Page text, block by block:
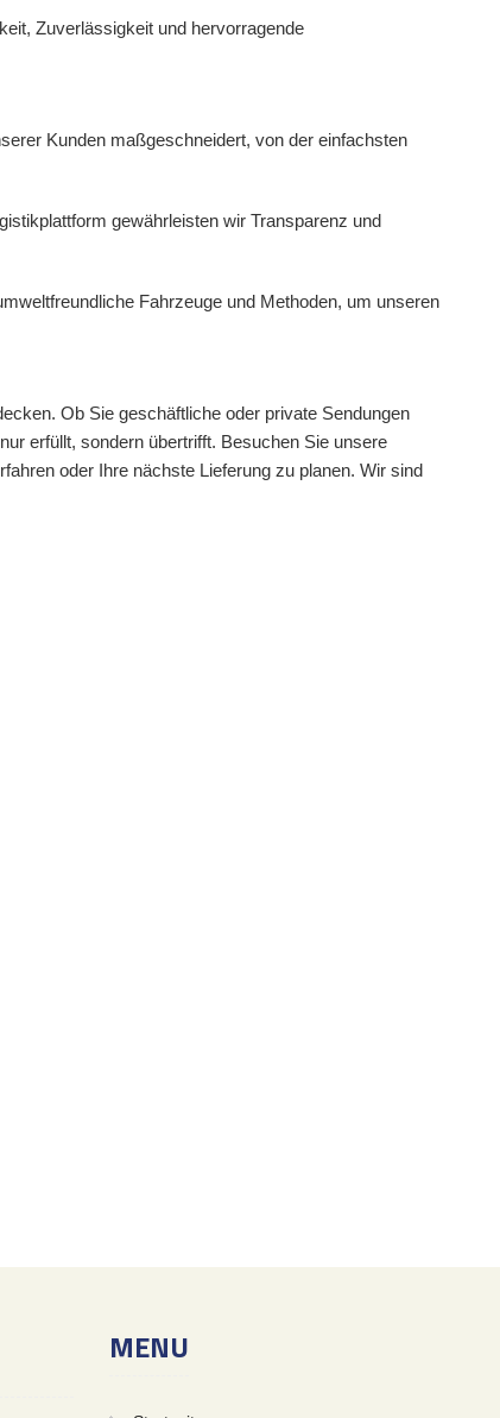
Zuverlässigkeit und hervorragende
Kunden maßgeschneidert, von der einfachsten
gewährleisten wir Transparenz und
Fahrzeuge und Methoden, um unseren
Ob Sie geschäftliche oder private Sendungen
erfüllt, sondern übertrifft. Besuchen Sie unsere
oder Ihre nächste Lieferung zu planen. Wir sind
MENU